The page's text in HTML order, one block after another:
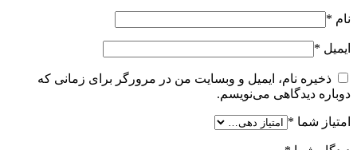
نام *
ایمیل *
ذخیره نام، ایمیل و وبسایت من در مرورگر برای زمانی که
دوباره دیدگاهی می‌نویسم.
امتیاز شما *